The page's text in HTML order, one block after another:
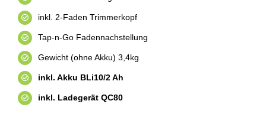
inkl. 2-Faden Trimmerkopf
Tap-n-Go Fadennachstellung
Gewicht (ohne Akku) 3,4kg
inkl. Akku BLi10/2 Ah
inkl. Ladegerät QC80